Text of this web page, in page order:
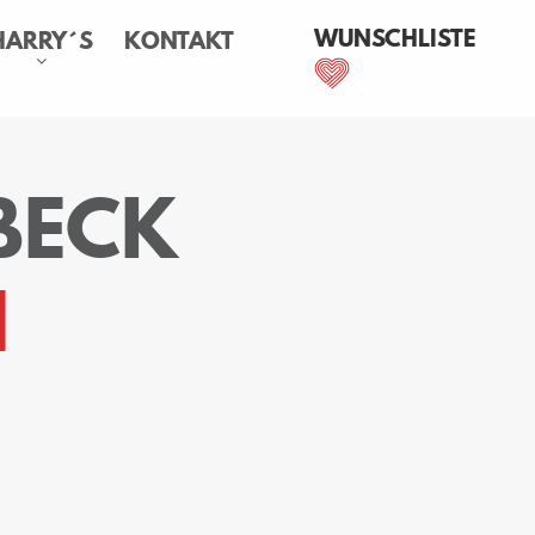
KONTAKT WUNSCHLISTE